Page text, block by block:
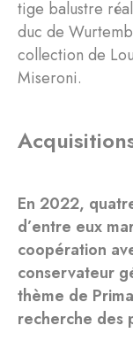
tige balustre
duc de
collection de
Miseroni.
En 2022,
d’entre eux
coopération
conservateur
thème de
recherche des